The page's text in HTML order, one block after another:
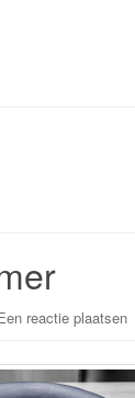
reactie plaatsen